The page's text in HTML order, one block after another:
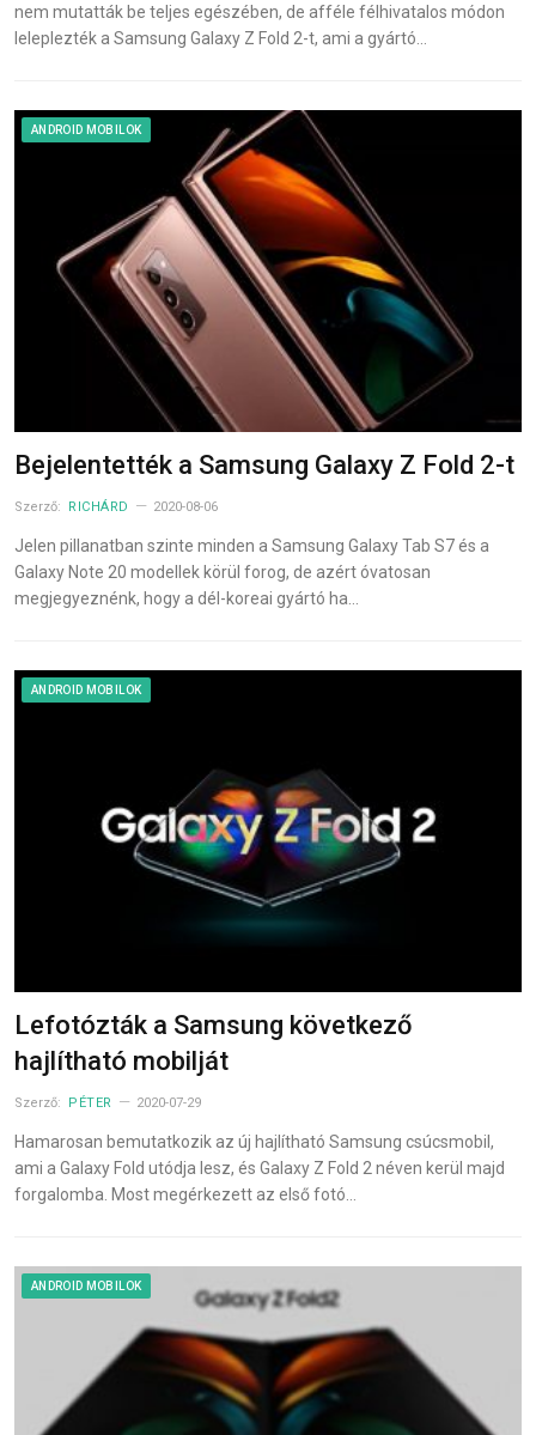
nem mutatták be teljes egészében, de afféle félhivatalos módon
leleplezték a Samsung Galaxy Z Fold 2-t, ami a gyártó…
ANDROID MOBILOK
Bejelentették a Samsung Galaxy Z Fold 2-t
Szerző: RICHÁRD 2020-08-06
Jelen pillanatban szinte minden a Samsung Galaxy Tab S7 és a
Galaxy Note 20 modellek körül forog, de azért óvatosan
megjegyeznénk, hogy a dél-koreai gyártó ha…
ANDROID MOBILOK
Lefotózták a Samsung következő
hajlítható mobilját
Szerző: PÉTER 2020-07-29
Hamarosan bemutatkozik az új hajlítható Samsung csúcsmobil,
ami a Galaxy Fold utódja lesz, és Galaxy Z Fold 2 néven kerül majd
forgalomba. Most megérkezett az első fotó…
ANDROID MOBILOK